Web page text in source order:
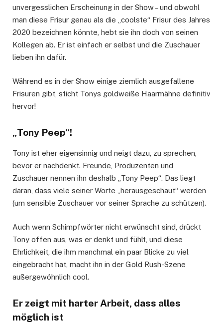
unvergesslichen Erscheinung in der Show – und obwohl
man diese Frisur genau als die „coolste“ Frisur des Jahres
2020 bezeichnen könnte, hebt sie ihn doch von seinen
Kollegen ab. Er ist einfach er selbst und die Zuschauer
lieben ihn dafür.
Während es in der Show einige ziemlich ausgefallene
Frisuren gibt, sticht Tonys goldweiße Haarmähne definitiv
hervor!
„Tony Peep“!
Tony ist eher eigensinnig und neigt dazu, zu sprechen,
bevor er nachdenkt. Freunde, Produzenten und
Zuschauer nennen ihn deshalb „Tony Peep“. Das liegt
daran, dass viele seiner Worte „herausgeschaut“ werden
(um sensible Zuschauer vor seiner Sprache zu schützen).
Auch wenn Schimpfwörter nicht erwünscht sind, drückt
Tony offen aus, was er denkt und fühlt, und diese
Ehrlichkeit, die ihm manchmal ein paar Blicke zu viel
eingebracht hat, macht ihn in der Gold Rush-Szene
außergewöhnlich cool.
Er zeigt mit harter Arbeit, dass alles
möglich ist